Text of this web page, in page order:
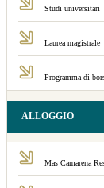
Studi universitari
Laurea magistrale
Programma di
ALLOGGIO
Mas Camarena